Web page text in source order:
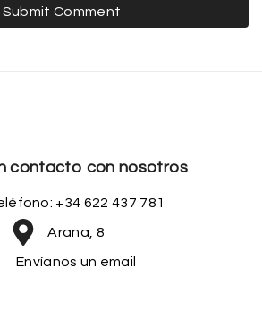
contacto con nosotros
+34 622 437 781
Arana, 8
Envíanos un email